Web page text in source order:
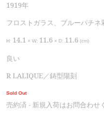
1919年
フロストガラス、ブルーパチネ
H: 14.1 × W: 11.6 × D: 11.6 (cm)
良い
R LALIQUE／鋳型陽刻
Sold Out
売約済 - 新規入荷はお問合わせ